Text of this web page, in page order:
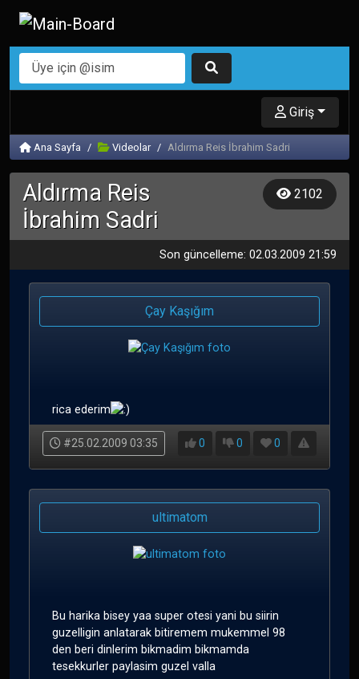
Giriş
Ana Sayfa Videolar Aldırma Reis İbrahim Sadri
Aldırma Reis
İbrahim Sadri
2102
Son güncelleme: 02.03.2009 21:59
Çay Kaşığım
rica ederim
#25.02.2009 03:35 0 0 0
ultimatom
Bu harika bisey yaa super otesi yani bu siirin
guzelligin anlatarak bitiremem mukemmel 98
den beri dinlerim bikmadim bikmamda
tesekkurler paylasim guzel valla